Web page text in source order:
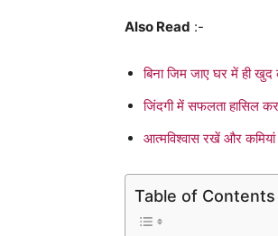
Also Read :-
बिना जिम जाए घर में ही
जिंदगी में सफलता हासिल
आत्मविश्वास रखें और कमियां
Table of Contents